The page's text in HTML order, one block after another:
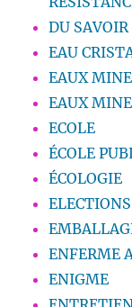
DU
EAU
EAUX
EAUX
ECOLE
ÉCOLE
ÉCOLOGIE
ENFERME
ENIGME